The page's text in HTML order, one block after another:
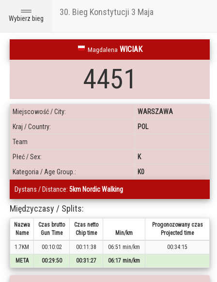
Toggle
navigation
Wybierz bieg
30. Bieg Konstytucji 3 Maja
Magdalena WICIAK
4451
Miejscowość / City:
WARSZAWA
Kraj / Country:
POL
Team
Płeć / Sex:
K
Kategoria / Age Group.:
K0
Dystans / Distance: 5km Nordic Walking
Międzyczasy / Splits:
Nazwa
Name
Czas brutto
Gun Time
Czas netto
Chip time
Min/km
Progonozowany czas
Projected time
1.7KM 00:10:02 00:11:38 06:51 min/km
00:34:15
META
00:29:50 00:31:27 06:17 min/km